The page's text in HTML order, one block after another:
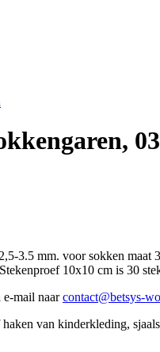
3.5 mm. voor sokken
10x10 cm is 30
e-mail naarcontact@betsys-
van kinderkleding,